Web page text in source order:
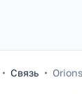
Связь